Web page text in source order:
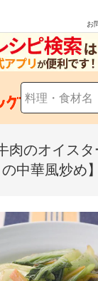
お
肉のオイス
の中華風炒め】